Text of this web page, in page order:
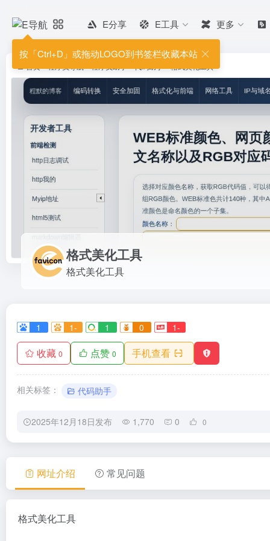
按「Ctrl+D」或拖动LOGO到书签栏收藏本站
E分享 E工具 更多
格式美化工具
格式美化工具
1 1- 1 0 1-
收藏 0 点赞 0 手机查看
相关标签： 代码助手
2025年12月18日发布 1,770 0 0
格式美化工具
网址介绍 常见问题
格式美化工具